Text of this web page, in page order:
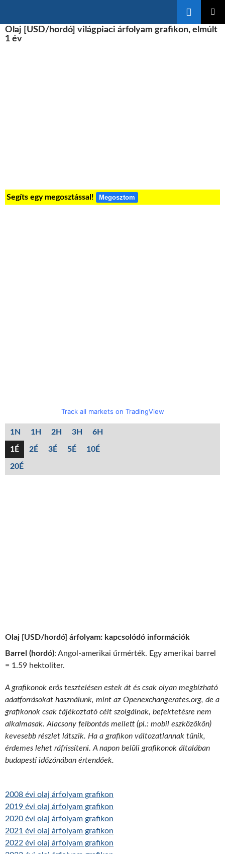
A
TARTALOMBA
Olaj [USD/hordó] világpiaci árfolyam grafikon, elmúlt
1 év
Segíts egy megosztással! Megosztom
Track all markets on TradingView
1N 1H 2H 3H 6H
1É 2É 3É 5É 10É
20É
Olaj [USD/hordó] árfolyam: kapcsolódó információk
Barrel (hordó): Angol-amerikai űrmérték. Egy amerikai barrel
= 1.59 hektoliter.
A grafikonok erős tesztelésen estek át és csak olyan megbízható
adatforrásokat használunk, mint az Openexchangerates.org, de a
grafikonok csak tájékoztató célt szolgálnak, befektetésre nem
alkalmasak. Alacsony felbontás mellett (pl.: mobil eszközökön)
kevesebb részlet látszik. Ha a grafikon változatlannak tűnik,
érdemes lehet ráfrissíteni. A napon belüli grafikonok általában
budapesti időzónában értendőek.
2008 évi olaj árfolyam grafikon
2019 évi olaj árfolyam grafikon
2020 évi olaj árfolyam grafikon
2021 évi olaj árfolyam grafikon
2022 évi olaj árfolyam grafikon